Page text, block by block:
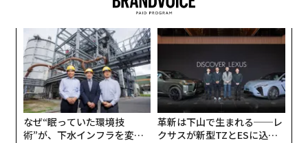
なぜ“眠っていた環境技
術”が、下水インフラを変え
革新は下山で生まれる──レ
クサスが新型TZとESに込め